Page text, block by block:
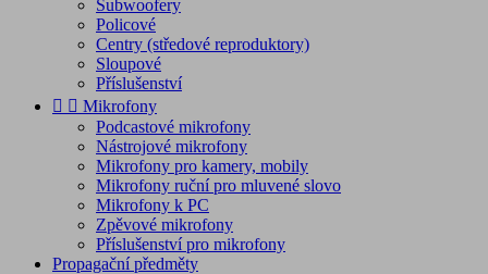
Subwoofery
Policové
Centry (středové reproduktory)
Sloupové
Příslušenství
  Mikrofony
Podcastové mikrofony
Nástrojové mikrofony
Mikrofony pro kamery, mobily
Mikrofony ruční pro mluvené slovo
Mikrofony k PC
Zpěvové mikrofony
Příslušenství pro mikrofony
Propagační předměty